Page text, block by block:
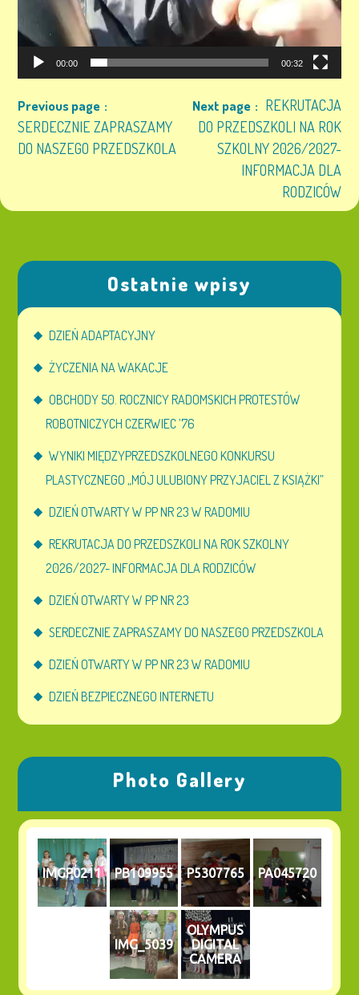
00:00 00:32
Previous page
SERDECZNIE ZAPRASZAMY
DO NASZEGO PRZEDSZKOLA
Next page
REKRUTACJA
DO PRZEDSZKOLI NA ROK
SZKOLNY 2026/2027-
INFORMACJA DLA
RODZICÓW
Ostatnie wpisy
DZIEŃ ADAPTACYJNY
ŻYCZENIA NA WAKACJE
OBCHODY 50. ROCZNICY RADOMSKICH PROTESTÓW
ROBOTNICZYCH CZERWIEC ’76
WYNIKI MIĘDZYPRZEDSZKOLNEGO KONKURSU
PLASTYCZNEGO „MÓJ ULUBIONY PRZYJACIEL Z KSIĄŻKI”
DZIEŃ OTWARTY W PP NR 23 W RADOMIU
REKRUTACJA DO PRZEDSZKOLI NA ROK SZKOLNY
2026/2027- INFORMACJA DLA RODZICÓW
DZIEŃ OTWARTY W PP NR 23
SERDECZNIE ZAPRASZAMY DO NASZEGO PRZEDSZKOLA
DZIEŃ OTWARTY W PP NR 23 W RADOMIU
DZIEŃ BEZPIECZNEGO INTERNETU
Photo Gallery
IMGP0211 PB109955 P5307765 PA045720
IMG_5039
OLYMPUS
DIGITAL
CAMERA